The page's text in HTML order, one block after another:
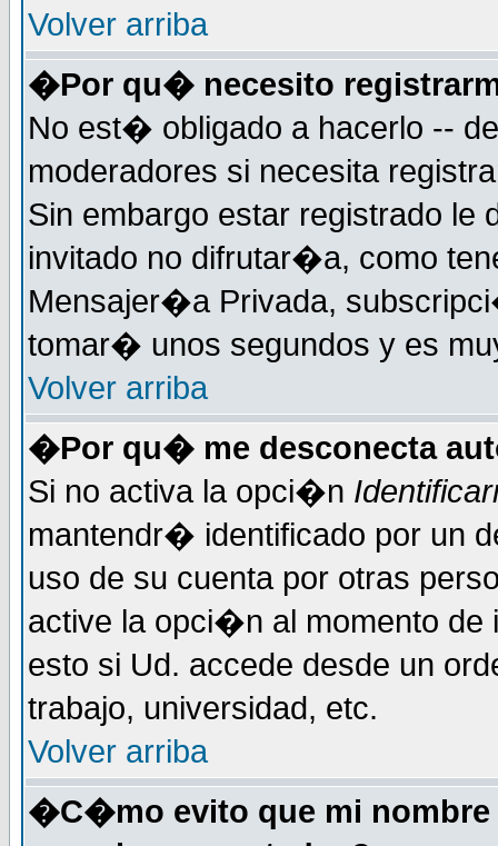
Volver arriba
�Por qu� necesito
No est� obligado a hacerlo --
moderadores si necesita
Sin embargo estar registrado le
invitado no difrutar�a, como
Mensajer�a Privada,
tomar� unos segundos y es
Volver arriba
�Por qu� me desconecta
Si no activa la opci�n
mantendr� identificado por un
uso de su cuenta por otras
active la opci�n al momento de
esto si Ud. accede desde un
trabajo, universidad, etc.
Volver arriba
�C�mo evito que mi nombre